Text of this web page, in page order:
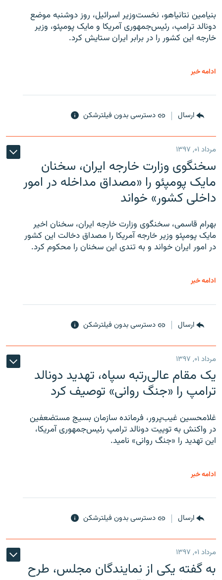
بنیامین نتانیاهو، نخست‌وزیر اسرائیل، روز دوشنبه موضع
دونالد ترامپ، رئیس‌جمهوری آمریکا و مایک پومپئو، وزیر
خارجه این کشور را در برابر ایران ستایش کرد.
ادامه خبر
ارسال دسترسی بدون فیلترشکن
مرداد ۰۱, ۱۳۹۷
سخنگوی وزارت خارجه ایران، سخنان
مایک پومپئو را «مصداق مداخله در امور
داخلی کشور» خواند
بهرام قاسمی، سخنگوی وزارت خارجه ایران، سخنان اخیر
مایک پومپئو وزیر خارجه آمریکا را مصداق دخالت این کشور
در امور ایران خواند و به تندی این سخنان را محکوم کرد.
ادامه خبر
ارسال دسترسی بدون فیلترشکن
مرداد ۰۱, ۱۳۹۷
یک مقام عالی‌رتبه سپاه، تهدید دونالد
ترامپ را «جنگ روانی» توصیف کرد
غلامحسین غیب‌پرور، فرمانده سازمان بسیج مستضعفین
در واکنش به توییت دونالد ترامپ رئیس‌جمهوری آمریکا،
این تهدید را «جنگ روانی» نامید.
ادامه خبر
ارسال دسترسی بدون فیلترشکن
مرداد ۰۱, ۱۳۹۷
به گفته یکی از نمایندگان مجلس، طرح